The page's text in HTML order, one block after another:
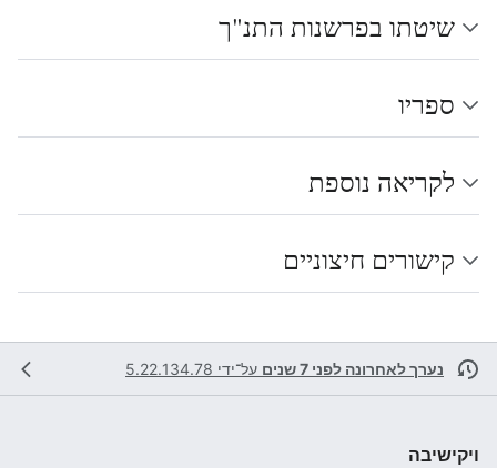
שיטתו בפרשנות התנ"ך
ספריו
לקריאה נוספת
קישורים חיצוניים
נערך לאחרונה לפני 7 שנים על־ידי 5.22.134.78
ויקישיבה